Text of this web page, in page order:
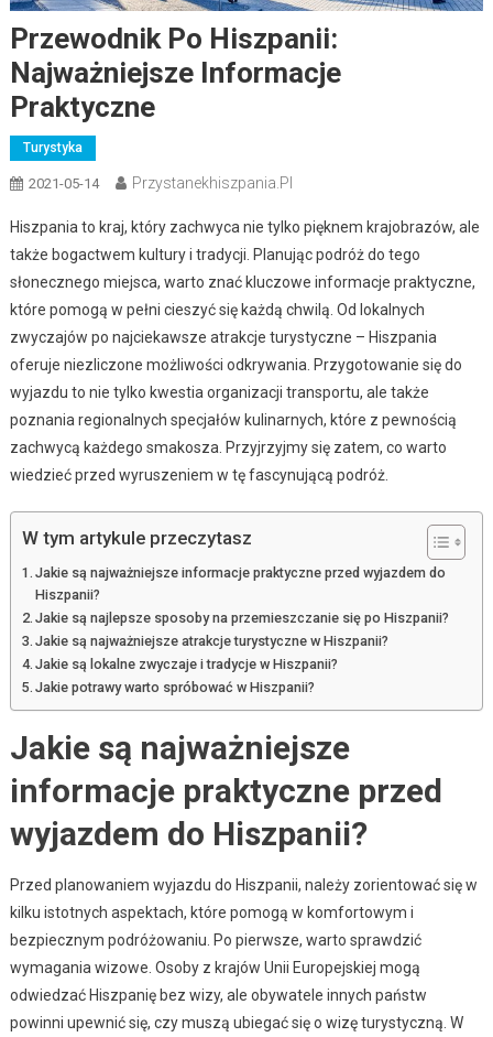
Przewodnik Po Hiszpanii:
Najważniejsze Informacje
Praktyczne
Turystyka
2021-05-14 Przystanekhiszpania.pl
Hiszpania to kraj, który zachwyca nie tylko pięknem krajobrazów, ale
także bogactwem kultury i tradycji. Planując podróż do tego
słonecznego miejsca, warto znać kluczowe informacje praktyczne,
które pomogą w pełni cieszyć się każdą chwilą. Od lokalnych
zwyczajów po najciekawsze atrakcje turystyczne – Hiszpania
oferuje niezliczone możliwości odkrywania. Przygotowanie się do
wyjazdu to nie tylko kwestia organizacji transportu, ale także
poznania regionalnych specjałów kulinarnych, które z pewnością
zachwycą każdego smakosza. Przyjrzyjmy się zatem, co warto
wiedzieć przed wyruszeniem w tę fascynującą podróż.
W tym artykule przeczytasz
Jakie są najważniejsze informacje praktyczne przed wyjazdem do
Hiszpanii?
Jakie są najlepsze sposoby na przemieszczanie się po Hiszpanii?
Jakie są najważniejsze atrakcje turystyczne w Hiszpanii?
Jakie są lokalne zwyczaje i tradycje w Hiszpanii?
Jakie potrawy warto spróbować w Hiszpanii?
Jakie są najważniejsze
informacje praktyczne przed
wyjazdem do Hiszpanii?
Przed planowaniem wyjazdu do Hiszpanii, należy zorientować się w
kilku istotnych aspektach, które pomogą w komfortowym i
bezpiecznym podróżowaniu. Po pierwsze, warto sprawdzić
wymagania wizowe. Osoby z krajów Unii Europejskiej mogą
odwiedzać Hiszpanię bez wizy, ale obywatele innych państw
powinni upewnić się, czy muszą ubiegać się o wizę turystyczną. W